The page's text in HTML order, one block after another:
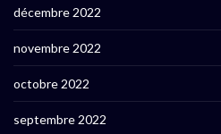
décembre 2022
novembre 2022
octobre 2022
septembre 2022